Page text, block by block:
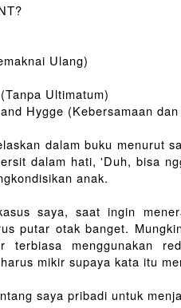
Ulang)
Ultimatum)
Hygge (Kebersamaan
dalam buku menurut
dalam hati, 'Duh, bisa
anak.
saya, saat ingin
putar otak banget.
terbiasa menggunakan
mikir supaya kata itu
saya pribadi untuk